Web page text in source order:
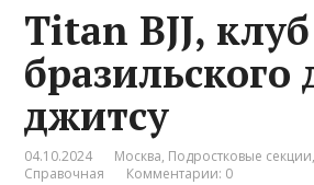
Titan BJJ, клуб
джитсу
04.10.2024 Москва, Подростковые секции,
Справочная
Комментарии: 0